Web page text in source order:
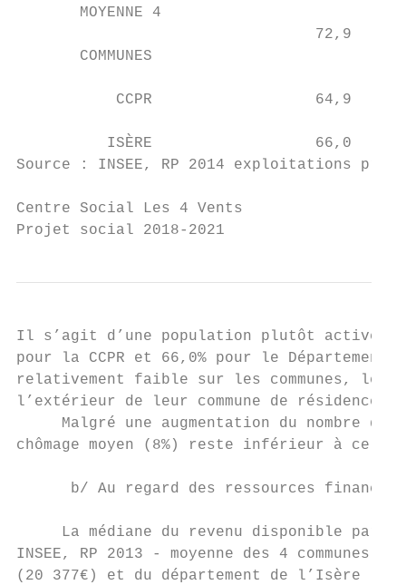
       MOYENNE 4
72,9
       COMMUNES
CCPR                  64,9
ISÈRE                  66,0
Source : INSEE, RP 2014 exploitations
Centre Social Les 4 Vents
Projet social 2018-2021
Il s’agit d’une population plutôt active
pour la CCPR et 66,0% pour le
relativement faible sur les communes,
l’extérieur de leur commune de résidence
Malgré une augmentation du nombre de
chômage moyen (8%) reste inférieur à celui
b/ Au regard des ressources
La médiane du revenu disponible par
INSEE, RP 2013 - moyenne des 4
(20 377€) et du département de l’Isère (21